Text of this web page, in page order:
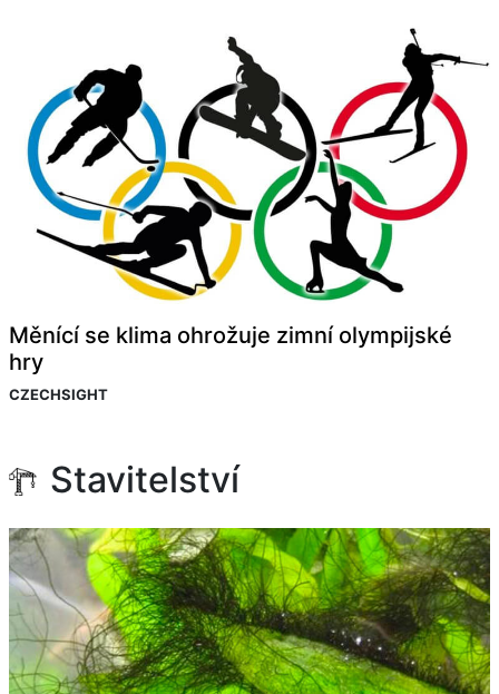
Měnící se klima ohrožuje zimní olympijské
hry
CZECHSIGHT
Stavitelství